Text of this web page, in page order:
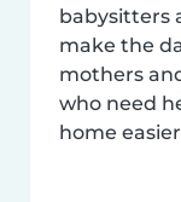
babysitters
make the
mothers
who need
home